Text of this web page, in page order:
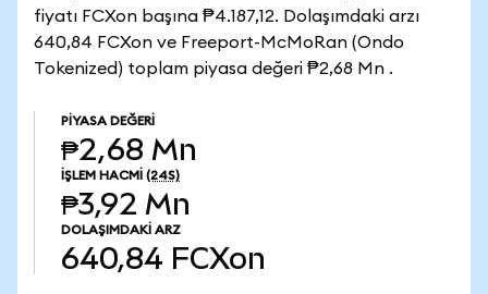
fiyatı FCXon başına ₱4.187,12. Dolaşımdaki arzı
640,84 FCXon ve Freeport-McMoRan (Ondo
Tokenized) toplam piyasa değeri ₱2,68 Mn .
PIYASA DEĞERI
₱2,68 Mn
İŞLEM HACMI (24S)
₱3,92 Mn
DOLAŞIMDAKI ARZ
640,84 FCXon